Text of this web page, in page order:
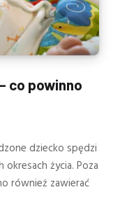
co powinno
dziecko spędzi
życia. Poza
również zawierać